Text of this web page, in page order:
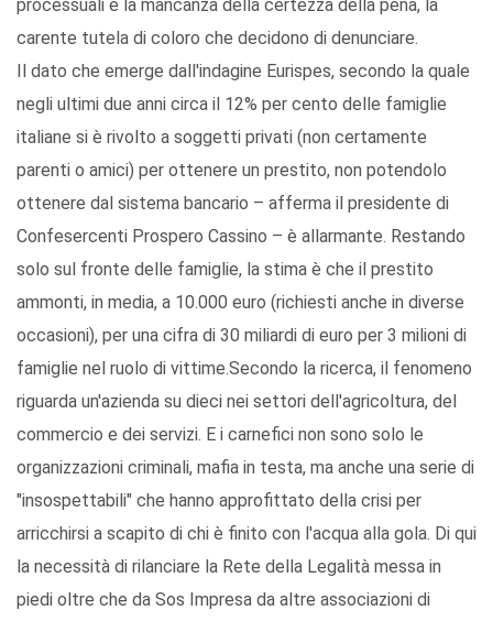
processuali e la mancanza della certezza della pena, la
carente tutela di coloro che decidono di denunciare.
Il dato che emerge dall'indagine Eurispes, secondo la quale
negli ultimi due anni circa il 12% per cento delle famiglie
italiane si è rivolto a soggetti privati (non certamente
parenti o amici) per ottenere un prestito, non potendolo
ottenere dal sistema bancario – afferma il presidente di
Confesercenti Prospero Cassino – è allarmante. Restando
solo sul fronte delle famiglie, la stima è che il prestito
ammonti, in media, a 10.000 euro (richiesti anche in diverse
occasioni), per una cifra di 30 miliardi di euro per 3 milioni di
famiglie nel ruolo di vittime.Secondo la ricerca, il fenomeno
riguarda un'azienda su dieci nei settori dell'agricoltura, del
commercio e dei servizi. E i carnefici non sono solo le
organizzazioni criminali, mafia in testa, ma anche una serie di
"insospettabili" che hanno approfittato della crisi per
arricchirsi a scapito di chi è finito con l'acqua alla gola. Di qui
la necessità di rilanciare la Rete della Legalità messa in
piedi oltre che da Sos Impresa da altre associazioni di